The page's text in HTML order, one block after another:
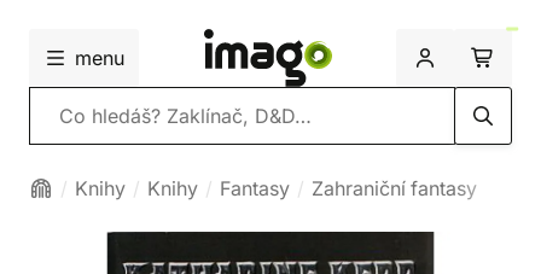
menu
Vyhledávání
Knihy Knihy Fantasy Zahraniční fantasy